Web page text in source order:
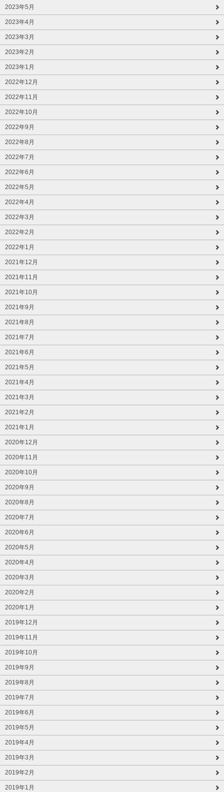
2023年5月
2023年4月
2023年3月
2023年2月
2023年1月
2022年12月
2022年11月
2022年10月
2022年9月
2022年8月
2022年7月
2022年6月
2022年5月
2022年4月
2022年3月
2022年2月
2022年1月
2021年12月
2021年11月
2021年10月
2021年9月
2021年8月
2021年7月
2021年6月
2021年5月
2021年4月
2021年3月
2021年2月
2021年1月
2020年12月
2020年11月
2020年10月
2020年9月
2020年8月
2020年7月
2020年6月
2020年5月
2020年4月
2020年3月
2020年2月
2020年1月
2019年12月
2019年11月
2019年10月
2019年9月
2019年8月
2019年7月
2019年6月
2019年5月
2019年4月
2019年3月
2019年2月
2019年1月